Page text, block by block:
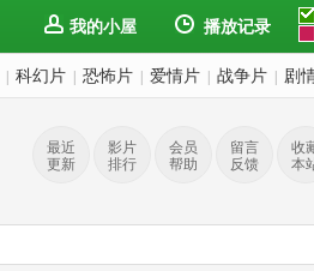
我的小屋 播放记录
科幻片 恐怖片 爱情片 战争片 剧
最近
更新
影片
排行
会员
帮助
留言
反馈
收
本